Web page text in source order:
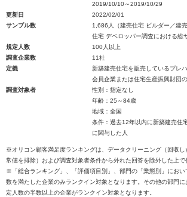
2019/10/10～2019/10/29
更新日
2022/02/01
サンプル数
1,686人（建売住宅 ビルダー／建
住宅 デベロッパー調査における総
規定人数
100人以上
調査企業数
11社
定義
新築建売住宅を販売しているプレ
会員企業または住宅生産振興財団
調査対象者
性別：指定なし
年齢：25～84歳
地域：全国
条件：過去12年以内に新築建売住
に関与した人
※オリコン顧客満足度ランキングは、データクリーニング（回収
常値を排除）および調査対象者条件から外れた回答を除外した上で
※「総合ランキング」、「評価項目別」、部門の「業態別」におい
数を満たした企業のみランクイン対象となります。その他の部門
定人数の半数以上の企業がランクイン対象となります。